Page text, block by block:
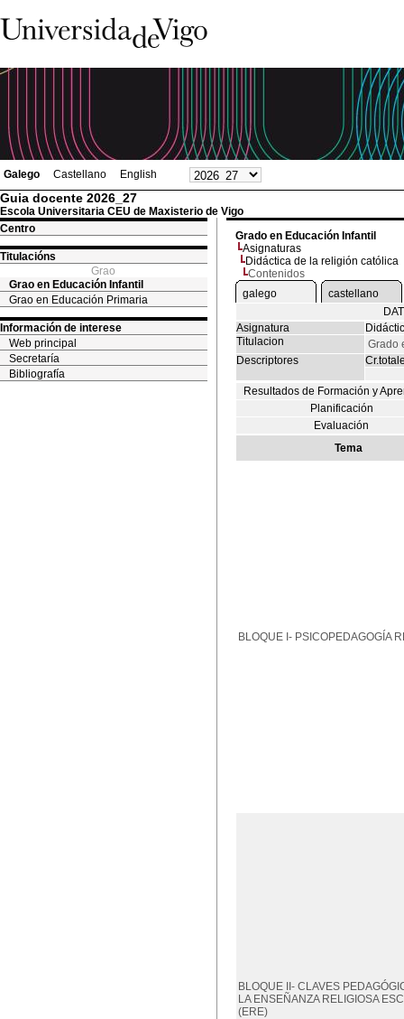
Galego Castellano English
Guia docente 2026_27
Escola Universitaria CEU de Maxisterio de Vigo
Centro
Titulacións
Grao
Grao en Educación Infantil
Grao en Educación Primaria
Información de interese
Web principal
Secretaría
Bibliografía
Grado en Educación Infantil
Asignaturas
Didáctica de la religión católica
Contenidos
galego
castellano
Asignatura
Titulacion
Grado
Descriptores
Resultados de Formación y
Planificación
Evaluación
Tema
BLOQUE I- PSICOPEDAGOGÍA
BLOQUE II- CLAVES
LA ENSEÑANZA RELIGIOSA
(ERE)